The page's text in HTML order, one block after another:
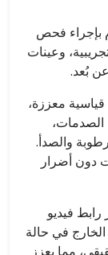
بإجراء فحص
وعينات
بُعد.
معززة،
الصدمات،
والصدأ.
دون أضرار
فيديو
الخارج في حالة